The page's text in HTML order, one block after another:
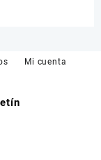
en
de
Mi cuenta